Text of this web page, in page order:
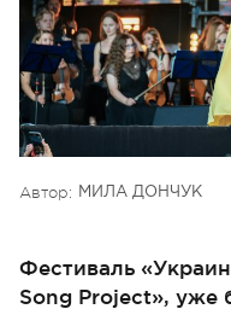
Автор: МИЛА ДОНЧУК
Фестиваль
Song Project», уже